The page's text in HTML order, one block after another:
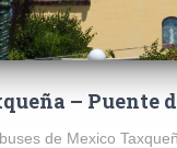
– Puente
de Mexico